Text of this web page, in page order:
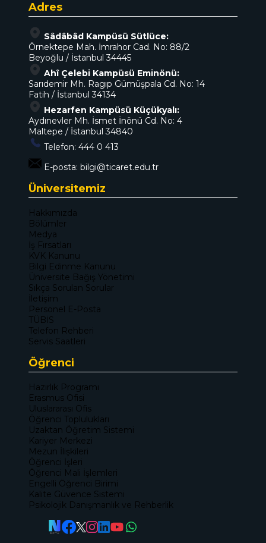
Adres
Sâdâbâd Kampüsü Sütlüce:
Örnektepe Mah. İmrahor Cad. No: 88/2
Beyoğlu / İstanbul 34445
Ahî Çelebi Kampüsü Eminönü:
Sarıdemir Mh. Ragıp Gümüşpala Cd. No: 14
Fatih / İstanbul 34134
Hezarfen Kampüsü Küçükyalı:
Aydınevler Mh. İsmet İnönü Cd. No: 4
Maltepe / İstanbul 34840
Telefon: 444 0 413
E-posta: bilgi@ticaret.edu.tr
Üniversitemiz
Hakkımızda
Bölümler
Medya
İş Fırsatları
KVK Kanunu
Bilgi Edinme Kanunu
Üniversite Bağış Yönetimi
Sıkça Sorulan Sorular
İletişim
Personel E-Posta
TÜBİS
Telefon Rehberi
Servis Saatleri
Öğrenci
Hazırlık Programı
Erasmus Ofisi
Uluslararası Ofis
Öğrenci Toplulukları
Uzaktan Öğretim Sistemi
Kariyer Merkezi
Mezun İlişkileri
Öğrenci İşleri
Öğrenci Mali İşlemleri
Engelli Öğrenci Birimi
Kalite Güvence Sistemi
Psikolojik Danışmanlık ve Rehberlik